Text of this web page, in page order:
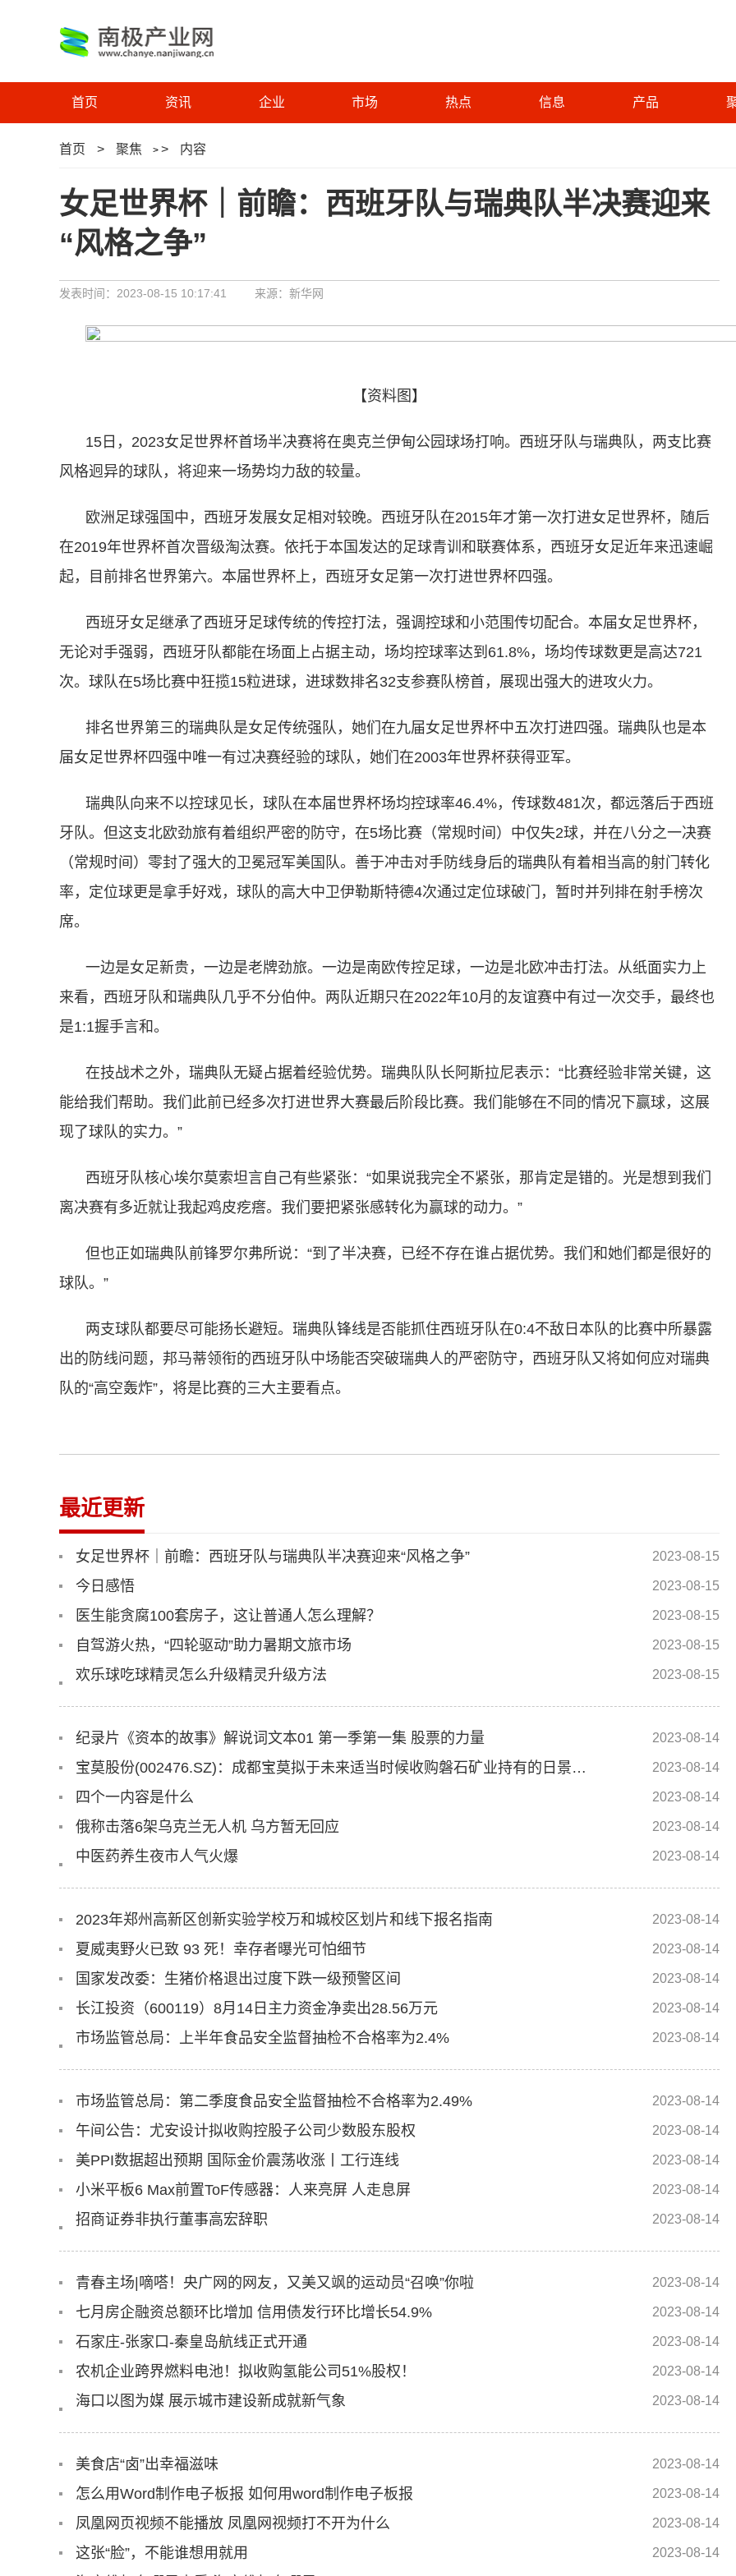
首页 资讯 企业 市场 热点 信息 产品
首页 > 聚焦 > > 内容
女足世界杯｜前瞻：西班牙队与瑞典队半决赛迎来
“风格之争”
发表时间：2023-08-15 10:17:41 来源：新华网
【资料图】
15日，2023女足世界杯首场半决赛将在奥克兰伊甸公园球场打响。西班牙队与瑞典队，两支比赛
风格迥异的球队，将迎来一场势均力敌的较量。
欧洲足球强国中，西班牙发展女足相对较晚。西班牙队在2015年才第一次打进女足世界杯，随后
在2019年世界杯首次晋级淘汰赛。依托于本国发达的足球青训和联赛体系，西班牙女足近年来迅速崛
起，目前排名世界第六。本届世界杯上，西班牙女足第一次打进世界杯四强。
西班牙女足继承了西班牙足球传统的传控打法，强调控球和小范围传切配合。本届女足世界杯，
无论对手强弱，西班牙队都能在场面上占据主动，场均控球率达到61.8%，场均传球数更是高达721
次。球队在5场比赛中狂揽15粒进球，进球数排名32支参赛队榜首，展现出强大的进攻火力。
排名世界第三的瑞典队是女足传统强队，她们在九届女足世界杯中五次打进四强。瑞典队也是本
届女足世界杯四强中唯一有过决赛经验的球队，她们在2003年世界杯获得亚军。
瑞典队向来不以控球见长，球队在本届世界杯场均控球率46.4%，传球数481次，都远落后于西班
牙队。但这支北欧劲旅有着组织严密的防守，在5场比赛（常规时间）中仅失2球，并在八分之一决赛
（常规时间）零封了强大的卫冕冠军美国队。善于冲击对手防线身后的瑞典队有着相当高的射门转化
率，定位球更是拿手好戏，球队的高大中卫伊勒斯特德4次通过定位球破门，暂时并列排在射手榜次
席。
一边是女足新贵，一边是老牌劲旅。一边是南欧传控足球，一边是北欧冲击打法。从纸面实力上
来看，西班牙队和瑞典队几乎不分伯仲。两队近期只在2022年10月的友谊赛中有过一次交手，最终也
是1:1握手言和。
在技战术之外，瑞典队无疑占据着经验优势。瑞典队队长阿斯拉尼表示：“比赛经验非常关键，这
能给我们帮助。我们此前已经多次打进世界大赛最后阶段比赛。我们能够在不同的情况下赢球，这展
现了球队的实力。”
西班牙队核心埃尔莫索坦言自己有些紧张：“如果说我完全不紧张，那肯定是错的。光是想到我们
离决赛有多近就让我起鸡皮疙瘩。我们要把紧张感转化为赢球的动力。”
但也正如瑞典队前锋罗尔弗所说：“到了半决赛，已经不存在谁占据优势。我们和她们都是很好的
球队。”
两支球队都要尽可能扬长避短。瑞典队锋线是否能抓住西班牙队在0:4不敌日本队的比赛中所暴露
出的防线问题，邦马蒂领衔的西班牙队中场能否突破瑞典人的严密防守，西班牙队又将如何应对瑞典
队的“高空轰炸”，将是比赛的三大主要看点。
最近更新
女足世界杯｜前瞻：西班牙队与瑞典队半决赛迎来“风格之争” 2023-08-15
今日感悟 2023-08-15
医生能贪腐100套房子，这让普通人怎么理解？ 2023-08-15
自驾游火热，“四轮驱动”助力暑期文旅市场 2023-08-15
欢乐球吃球精灵怎么升级精灵升级方法 2023-08-15
纪录片《资本的故事》解说词文本01 第一季第一集 股票的力量 2023-08-14
宝莫股份(002476.SZ)：成都宝莫拟于未来适当时候收购磐石矿业持有的日景矿业9.0897%股权 2023-08-14
四个一内容是什么 2023-08-14
俄称击落6架乌克兰无人机 乌方暂无回应 2023-08-14
中医药养生夜市人气火爆 2023-08-14
2023年郑州高新区创新实验学校万和城校区划片和线下报名指南 2023-08-14
夏威夷野火已致 93 死！幸存者曝光可怕细节 2023-08-14
国家发改委：生猪价格退出过度下跌一级预警区间 2023-08-14
长江投资（600119）8月14日主力资金净卖出28.56万元 2023-08-14
市场监管总局：上半年食品安全监督抽检不合格率为2.4% 2023-08-14
市场监管总局：第二季度食品安全监督抽检不合格率为2.49% 2023-08-14
午间公告：尤安设计拟收购控股子公司少数股东股权 2023-08-14
美PPI数据超出预期 国际金价震荡收涨丨工行连线 2023-08-14
小米平板6 Max前置ToF传感器：人来亮屏 人走息屏 2023-08-14
招商证券非执行董事高宏辞职 2023-08-14
青春主场|嘀嗒！央广网的网友，又美又飒的运动员“召唤”你啦 2023-08-14
七月房企融资总额环比增加 信用债发行环比增长54.9% 2023-08-14
石家庄-张家口-秦皇岛航线正式开通 2023-08-14
农机企业跨界燃料电池！拟收购氢能公司51%股权！ 2023-08-14
海口以图为媒 展示城市建设新成就新气象 2023-08-14
美食店“卤”出幸福滋味 2023-08-14
怎么用Word制作电子板报 如何用word制作电子板报 2023-08-14
凤凰网页视频不能播放 凤凰网视频打不开为什么 2023-08-14
这张“脸”，不能谁想用就用 2023-08-14